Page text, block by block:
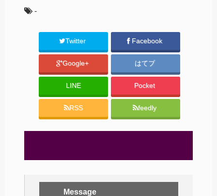
-
Twitter Facebook
Google+ はてブ
LINE Pocket
RSS feedly
Message